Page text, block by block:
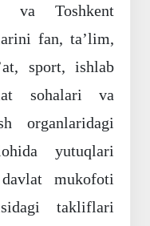
va Toshkent
fan, ta’lim,
sport, ishlab
sohalari va
organlaridagi
yutuqlari
mukofoti
takliflari